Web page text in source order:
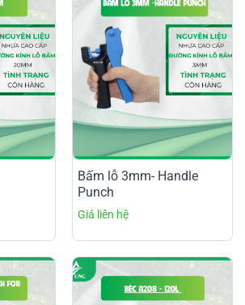
Bấm lỗ 3mm- Handle
Punch